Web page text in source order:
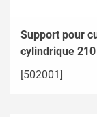
Support pour
cylindrique
[502001]